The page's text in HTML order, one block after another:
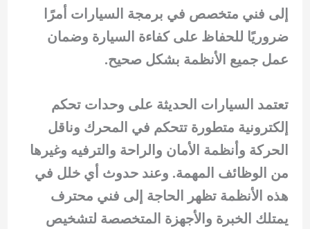
إلى فني متخصص في برمجة السيارات أمرًا
ضروريًا للحفاظ على كفاءة السيارة وضمان
عمل جميع الأنظمة بشكل صحيح.
تعتمد السيارات الحديثة على وحدات تحكم
إلكترونية متطورة تتحكم في المحرك وناقل
الحركة وأنظمة الأمان والراحة والترفيه وغيرها
من الوظائف المهمة. وعند حدوث أي خلل في
هذه الأنظمة تظهر الحاجة إلى فني محترف
يمتلك الخبرة والأجهزة المتخصصة لتشخيص